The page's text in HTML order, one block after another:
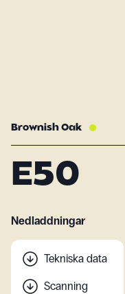
Brownish Oak
E50
Nedladdningar
Tekniska data
Scanning